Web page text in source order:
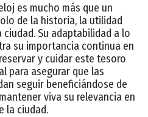
es mucho más que un
de la historia, la utilidad
Su adaptabilidad a lo
su importancia continua en
y cuidar este tesoro
para asegurar que las
seguir beneficiándose de
viva su relevancia en
la ciudad.